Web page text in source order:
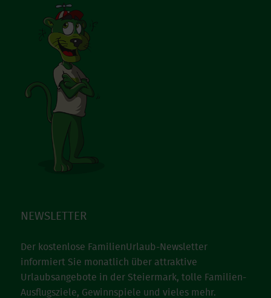
NEWSLETTER
Der kostenlose FamilienUrlaub-Newsletter
informiert Sie monatlich über attraktive
Urlaubsangebote in der Steiermark, tolle Familien-
Ausflugsziele, Gewinnspiele und vieles mehr.